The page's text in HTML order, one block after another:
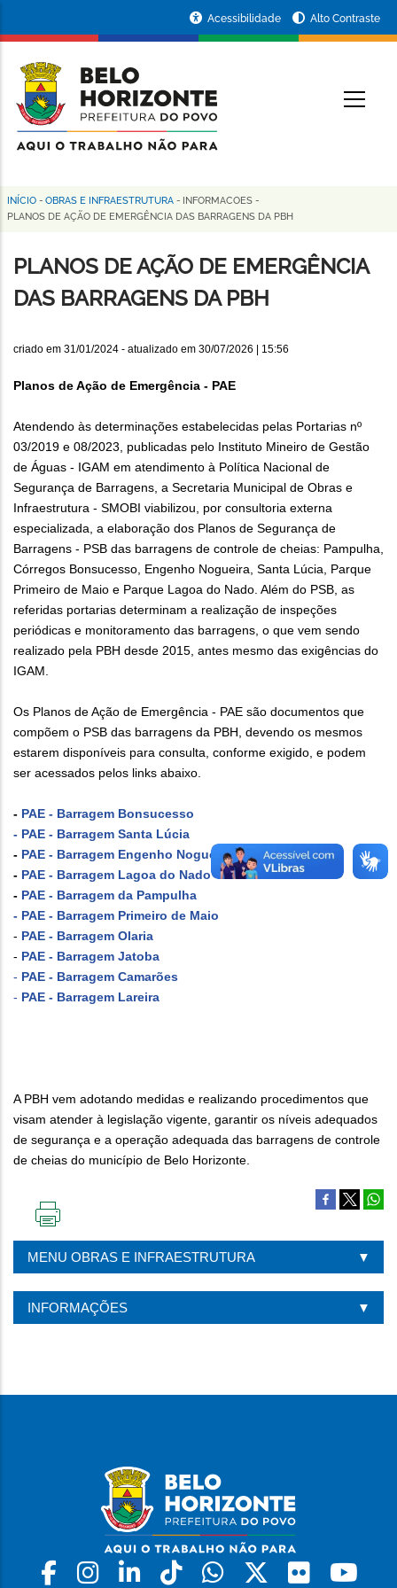
conteúdo
principal
da
Prefeitura
de
Horizonte
Acessibilidade Alto Contraste
Trilha
navegação
INÍCIO - OBRAS E INFRAESTRUTURA - INFORMACOES -
PLANOS DE AÇÃO DE EMERGÊNCIA DAS BARRAGENS DA PBH
PLANOS DE AÇÃO DE EMERGÊNCIA
DAS BARRAGENS DA PBH
criado em 31/01/2024 - atualizado em 30/07/2026 | 15:56
Planos de Ação de Emergência - PAE
Atendendo às determinações estabelecidas pelas Portarias nº
03/2019 e 08/2023, publicadas pelo Instituto Mineiro de Gestão
de Águas - IGAM em atendimento à Política Nacional de
Segurança de Barragens, a Secretaria Municipal de Obras e
Infraestrutura - SMOBI viabilizou, por consultoria externa
especializada, a elaboração dos Planos de Segurança de
Barragens - PSB das barragens de controle de cheias: Pampulha,
Córregos Bonsucesso, Engenho Nogueira, Santa Lúcia, Parque
Primeiro de Maio e Parque Lagoa do Nado. Além do PSB, as
referidas portarias determinam a realização de inspeções
periódicas e monitoramento das barragens, o que vem sendo
realizado pela PBH desde 2015, antes mesmo das exigências do
IGAM.
Os Planos de Ação de Emergência - PAE são documentos que
compõem o PSB das barragens da PBH, devendo os mesmos
estarem disponíveis para consulta, conforme exigido, e podem
ser acessados pelos links abaixo.
- PAE - Barragem Bonsucesso
- PAE - Barragem Santa Lúcia
- PAE - Barragem Engenho Nogueira
- PAE - Barragem Lagoa do Nado
- PAE - Barragem da Pampulha
- PAE - Barragem Primeiro de Maio
- PAE - Barragem Olaria
- PAE - Barragem Jatoba
- PAE - Barragem Camarões
- PAE - Barragem Lareira
A PBH vem adotando medidas e realizando procedimentos que
visam atender à legislação vigente, garantir os níveis adequados
de segurança e a operação adequada das barragens de controle
de cheias do município de Belo Horizonte.
PÁGINA
MENU OBRAS E INFRAESTRUTURA
INFORMAÇÕES
Facebook
Instagram
LinkedinTiktokWhatsapp
X Flickr